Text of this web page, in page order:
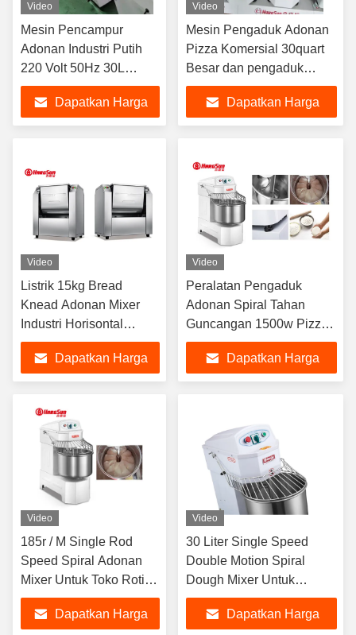
Video
Mesin Pencampur
Adonan Industri Putih
220 Volt 50Hz 30L
Mudah Dibersihkan
Dapatkan Harga
Video
Mesin Pengaduk Adonan
Pizza Komersial 30quart
Besar dan pengaduk
adonan untuk roti Pizza
Dapatkan Harga
Video
Listrik 15kg Bread
Knead Adonan Mixer
Industri Horisontal
Mesin Campuran
TepungDapatkan Harga
Video
Peralatan Pengaduk
Adonan Spiral Tahan
Guncangan 1500w Pizza
Dough Kneader Dengan
Mangkuk Stainless Steel
Dapatkan Harga
Video
185r / M Single Rod
Speed ​​Spiral Adonan
Mixer Untuk Toko Roti
Roti Kue
Dapatkan Harga
Video
30 Liter Single Speed ​​
Double Motion Spiral
Dough Mixer Untuk
Memanggang Roti Pizza
Dapatkan Harga